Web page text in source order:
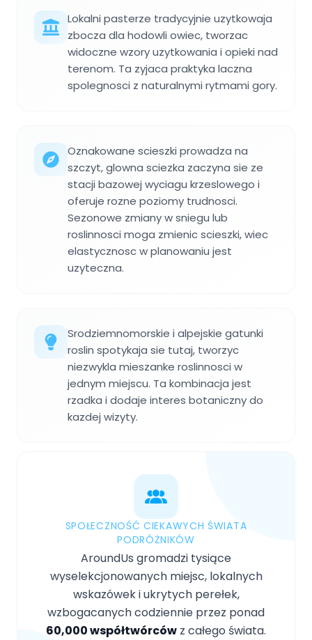
Lokalni pasterze tradycyjnie uzytkowaja
zbocza dla hodowli owiec, tworzac
widoczne wzory uzytkowania i opieki nad
terenom. Ta zyjaca praktyka laczna
spolegnosci z naturalnymi rytmami gory.
Oznakowane scieszki prowadza na
szczyt, glowna sciezka zaczyna sie ze
stacji bazowej wyciagu krzeslowego i
oferuje rozne poziomy trudnosci.
Sezonowe zmiany w sniegu lub
roslinnosci moga zmienic scieszki, wiec
elastycznosc w planowaniu jest
uzyteczna.
Srodziemnomorskie i alpejskie gatunki
roslin spotykaja sie tutaj, tworzyc
niezwykla mieszanke roslinnosci w
jednym miejscu. Ta kombinacja jest
rzadka i dodaje interes botaniczny do
kazdej wizyty.
SPOŁECZNOŚĆ CIEKAWYCH ŚWIATA
PODRÓŻNIKÓW
AroundUs gromadzi tysiące
wyselekcjonowanych miejsc, lokalnych
wskazówek i ukrytych perełek,
wzbogacanych codziennie przez ponad
60,000 współtwórców z całego świata.